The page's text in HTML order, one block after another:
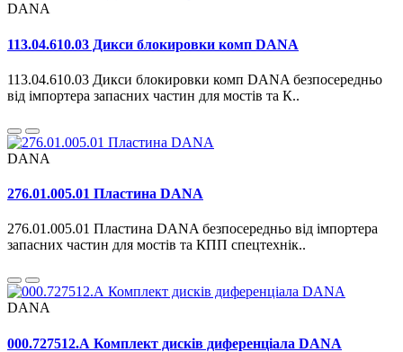
DANA
113.04.610.03 Дикси блокировки комп DANA
113.04.610.03 Дикси блокировки комп DANA безпосередньо
від імпортера запасних частин для мостів та К..
DANA
276.01.005.01 Пластина DANA
276.01.005.01 Пластина DANA безпосередньо від імпортера
запасних частин для мостів та КПП спецтехнік..
DANA
000.727512.А Комплект дисків диференціала DANA